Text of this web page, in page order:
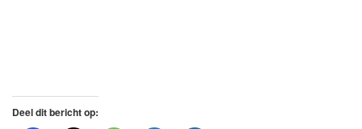
Deel dit bericht op: